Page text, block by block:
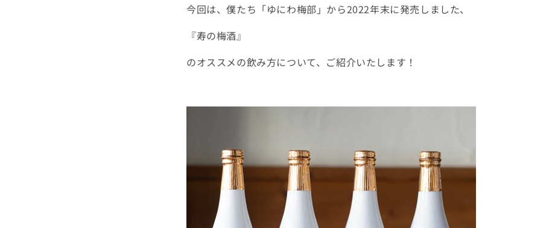
今回は、僕たち「ゆにわ梅部」から2022年末に発売しました、
『寿の梅酒』
のオススメの飲み方について、ご紹介いたします！